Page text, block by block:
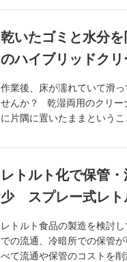
乾いたゴミと水分
のハイブリッドクリ
作業後、床が濡れていて滑
せんか？ 乾湿両用のクリー
に片隅に置いたままというこ
レトルト化で保管
少 スプレー式レト
レトルト食品の製造を検討
での流通、冷暗所での保管
べて流通や保管のコストを削